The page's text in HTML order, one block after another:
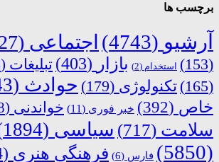
برچسب ها
آرشیو (4743) اجتماعی (2727)
(153)
استخدام (2) بازار (403) تبلیغات (124)
(165)
تکنولوژی (179) حوادث (2343)
خاص (392) خبر فوری (11) خواندنی (148)
سلامت (717) سیاسی (1894)
(5850)
فارس (6) فرهنگی هنری (484)